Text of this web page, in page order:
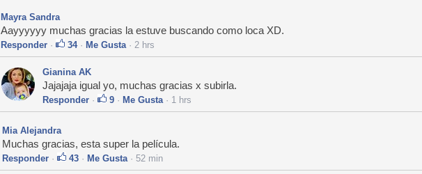
Mayra Sandra
Aayyyyyy muchas gracias la estuve buscando como loca XD.
Responder· 34· Me Gusta· 2 hrs
Gianina AK
Jajajaja igual yo, muchas gracias x subirla.
Responder· 9· Me Gusta· 1 hrs
Mia Alejandra
Muchas gracias, esta super la película.
Responder· 43· Me Gusta· 52 min